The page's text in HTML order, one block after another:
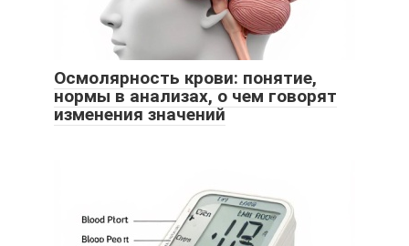
Осмолярность крови: понятие,
нормы в анализах, о чем говорят
изменения значений